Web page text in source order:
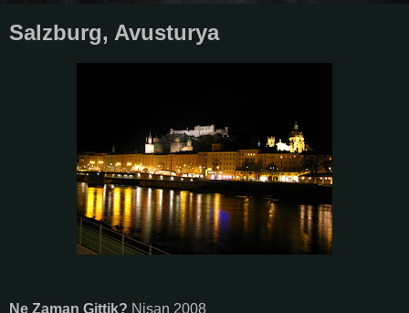
Salzburg, Avusturya
Ne Zaman Gittik? Nisan 2008